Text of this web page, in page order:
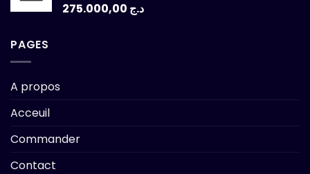
د.ج
PAGES
A propos
Acceuil
Commander
Contact